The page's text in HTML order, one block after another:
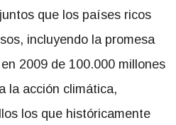
que los países ricos
incluyendo la promesa
2009 de 100.000 millones
la acción climática,
los que históricamente